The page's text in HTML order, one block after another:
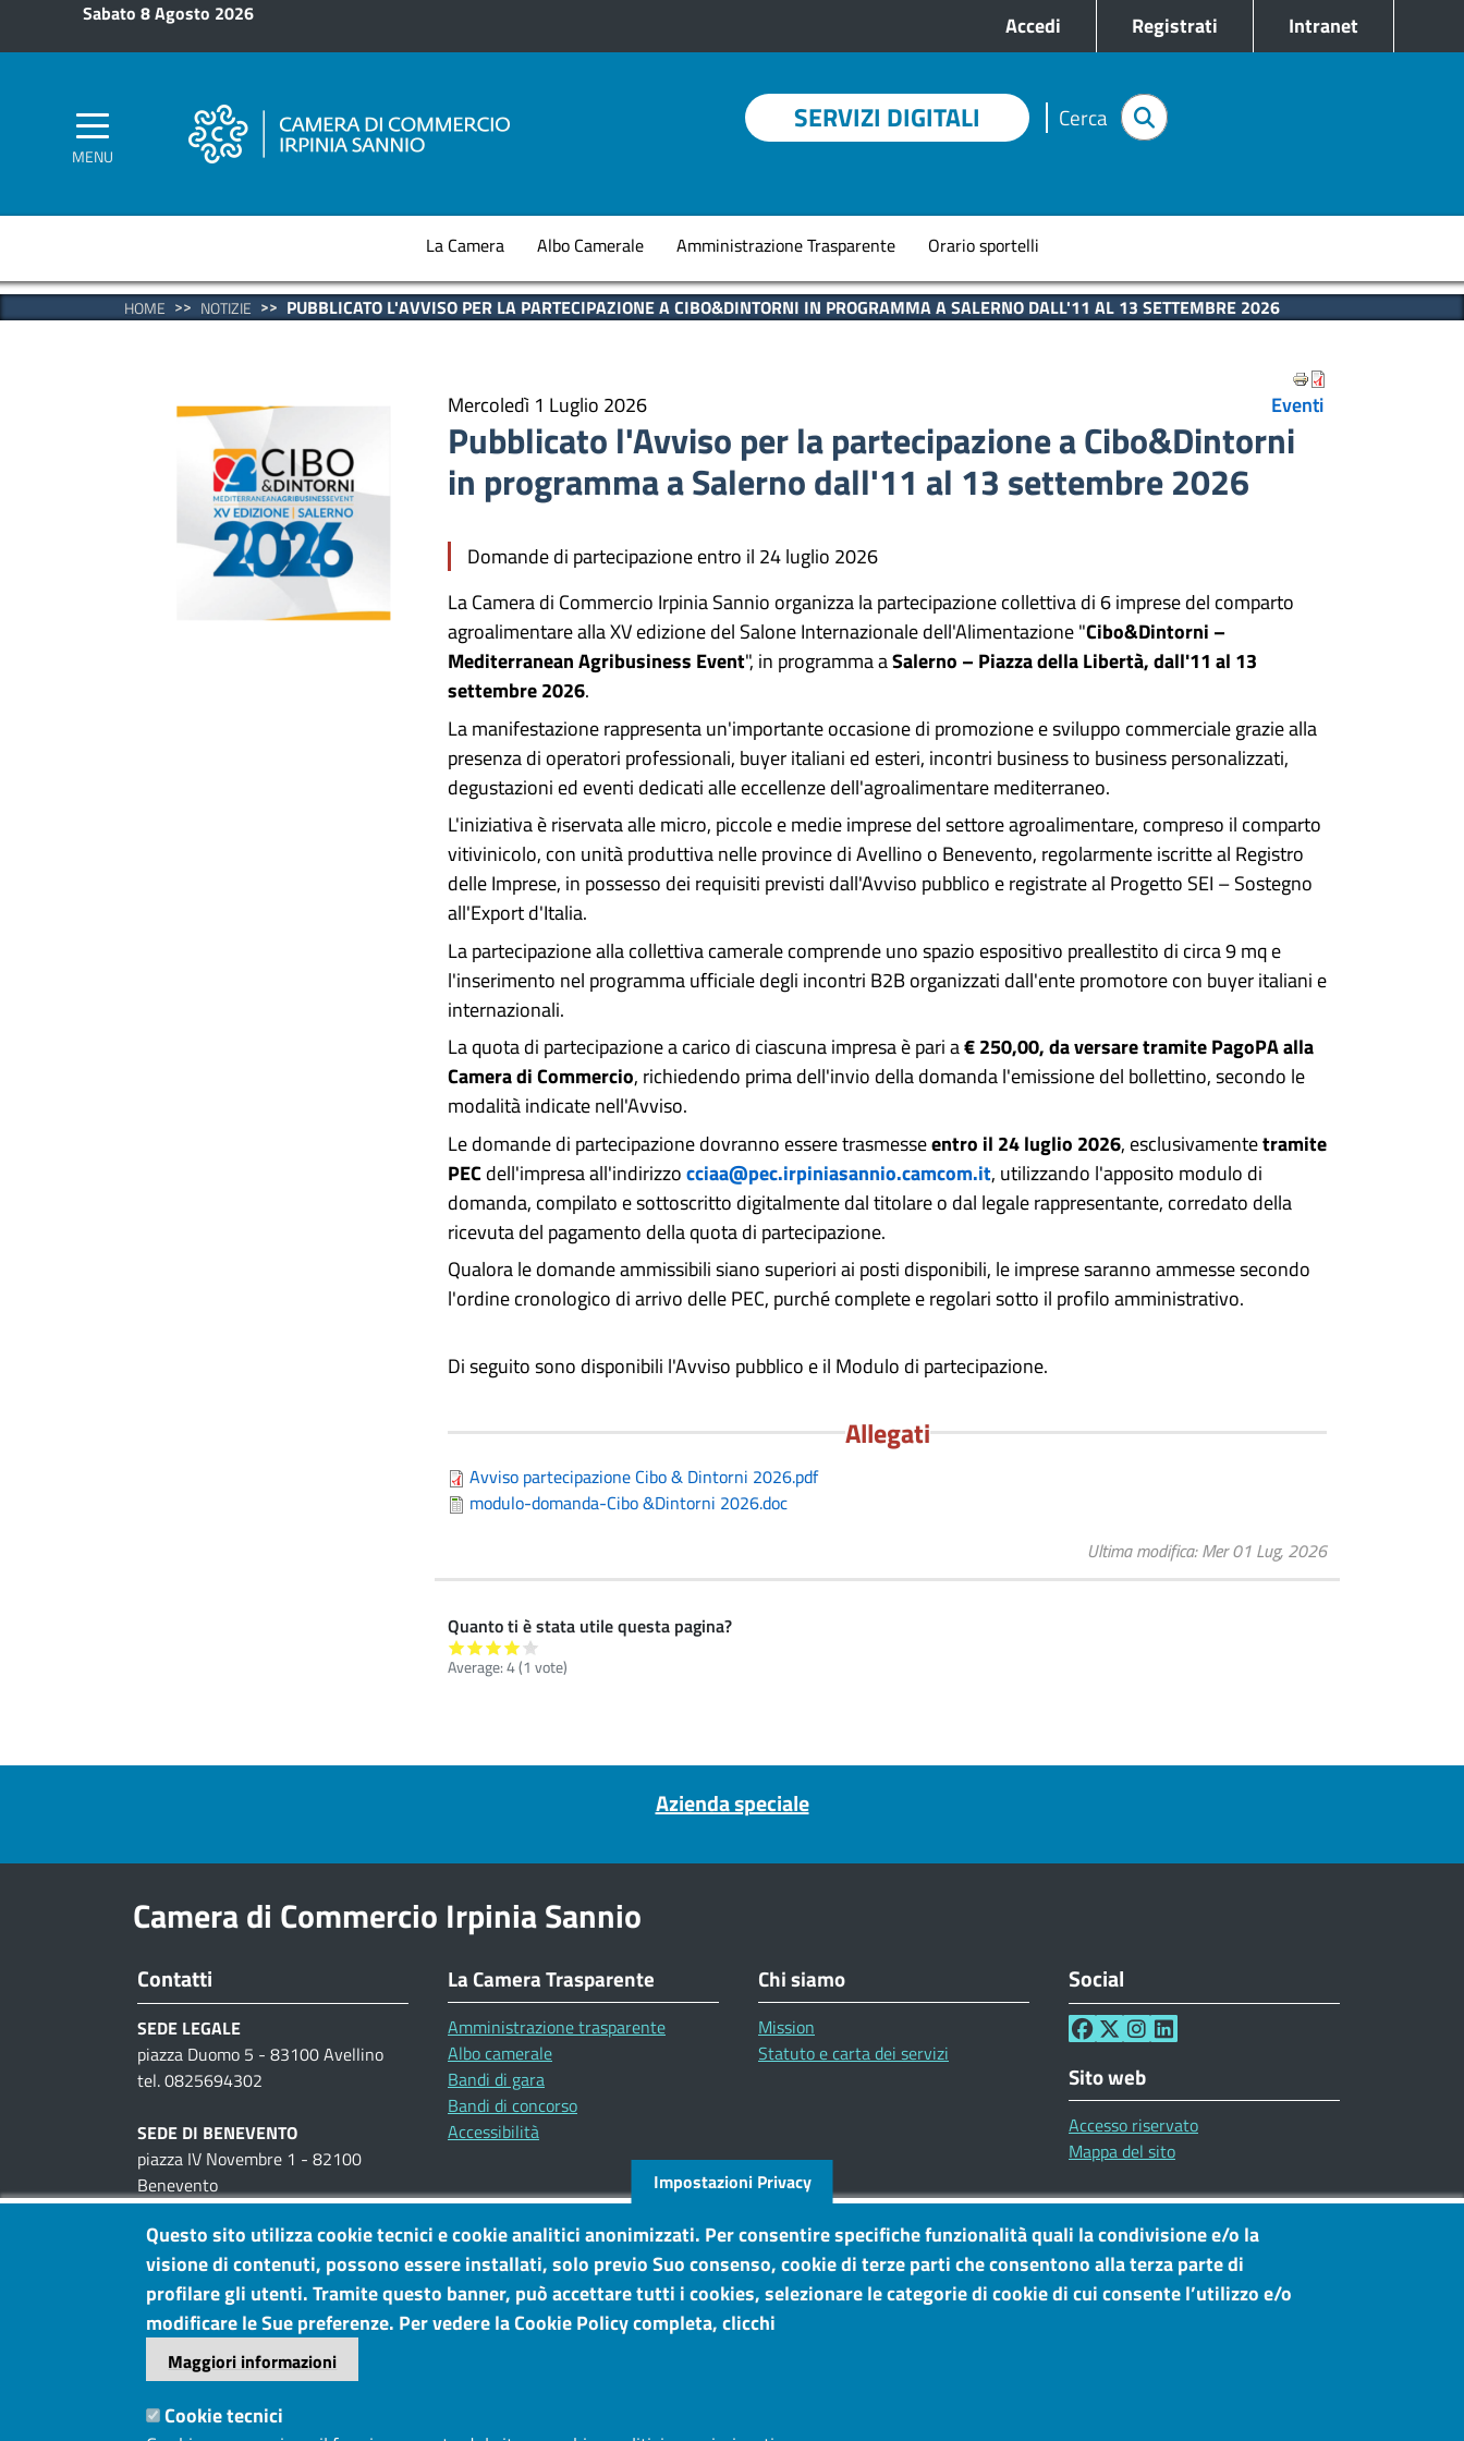
Salta al contenuto principale
Sabato 8 Agosto 2026 Accedi Registrati Intranet
MENU
SERVIZI DIGITALI Cerca
Navigazione principale
La Camera Albo Camerale Amministrazione Trasparente Orario sportelli
HOME NOTIZIE PUBBLICATO L'AVVISO PER LA PARTECIPAZIONE A CIBO&DINTORNI IN PROGRAMMA A SALERNO DALL'11 AL 13 SETTEMBRE 2026
Mercoledì 1 Luglio 2026
Pubblicato l'Avviso per la partecipazione a Cibo&Dintorni
in programma a Salerno dall'11 al 13 settembre 2026
Domande di partecipazione entro il 24 luglio 2026
Eventi
La Camera di Commercio Irpinia Sannio organizza la partecipazione collettiva di 6 imprese del comparto
agroalimentare alla XV edizione del Salone Internazionale dell'Alimentazione "Cibo&Dintorni –
Mediterranean Agribusiness Event", in programma aSalerno – Piazza della Libertà, dall'11 al 13
settembre 2026.
La manifestazione rappresenta un'importante occasione di promozione e sviluppo commerciale grazie alla
presenza di operatori professionali, buyer italiani ed esteri, incontri business to business personalizzati,
degustazioni ed eventi dedicati alle eccellenze dell'agroalimentare mediterraneo.
L'iniziativa è riservata alle micro, piccole e medie imprese del settore agroalimentare, compreso il comparto
vitivinicolo, con unità produttiva nelle province di Avellino o Benevento, regolarmente iscritte al Registro
delle Imprese, in possesso dei requisiti previsti dall'Avviso pubblico e registrate al Progetto SEI – Sostegno
all'Export d'Italia.
La partecipazione alla collettiva camerale comprende uno spazio espositivo preallestito di circa 9 mq e
l'inserimento nel programma ufficiale degli incontri B2B organizzati dall'ente promotore con buyer italiani e
internazionali.
La quota di partecipazione a carico di ciascuna impresa è pari a€ 250,00, da versare tramite PagoPA alla
Camera di Commercio, richiedendo prima dell'invio della domanda l'emissione del bollettino, secondo le
modalità indicate nell'Avviso.
Le domande di partecipazione dovranno essere trasmesseentro il 24 luglio 2026, esclusivamentetramite
PECdell'impresa all'indirizzocciaa@pec.irpiniasannio.camcom.it, utilizzando l'apposito modulo di
domanda, compilato e sottoscritto digitalmente dal titolare o dal legale rappresentante, corredato della
ricevuta del pagamento della quota di partecipazione.
Qualora le domande ammissibili siano superiori ai posti disponibili, le imprese saranno ammesse secondo
l'ordine cronologico di arrivo delle PEC, purché complete e regolari sotto il profilo amministrativo.
Di seguito sono disponibili l'Avviso pubblico e il Modulo di partecipazione.
Allegati
Avviso partecipazione Cibo & Dintorni 2026.pdf
modulo-domanda-Cibo &Dintorni 2026.doc
Ultima modifica Mer 01 Lug, 2026
Quanto ti è stata utile questa pagina?
Average:4(1 vote)
Azienda speciale
Camera di Commercio Irpinia Sannio
Contatti
SEDE LEGALE
piazza Duomo 5 - 83100 Avellino
tel. 0825694302
SEDE DI BENEVENTO
piazza IV Novembre 1 - 82100
Benevento
tel. 0824300111
UFFICI AL PUBBLICO
piazza IV Novembre, 1 - Benevento
viale Cassitto, 7 -Avellino
P.IVA: 02922710641
cciaa@pec.irpiniasannio.camcom.it
La Camera Trasparente
Amministrazione trasparente
Albo camerale
Bandi di gara
Bandi di concorso
Accessibilità
Chi siamo
Mission
Statuto e carta dei servizi
Social
Sito web
Accesso riservato
Mappa del sito
Impostazioni Privacy
Questo sito utilizza cookie tecnici e cookie analitici anonimizzati. Per consentire specifiche funzionalità quali la condivisione e/o la
visione di contenuti, possono essere installati, solo previo Suo consenso, cookie di terze parti che consentono alla terza parte di
profilare gli utenti. Tramite questo banner, può accettare tutti i cookies, selezionare le categorie di cookie di cui consente l’utilizzo e/o
modificare le Sue preferenze. Per vedere la Cookie Policy completa, clicchi
Maggiori informazioni
Cookie tecnici